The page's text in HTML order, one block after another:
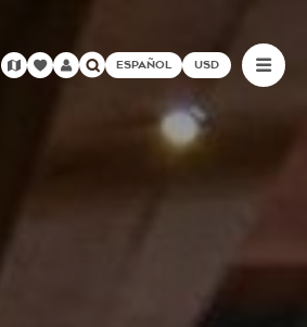
ESPAÑOL USD